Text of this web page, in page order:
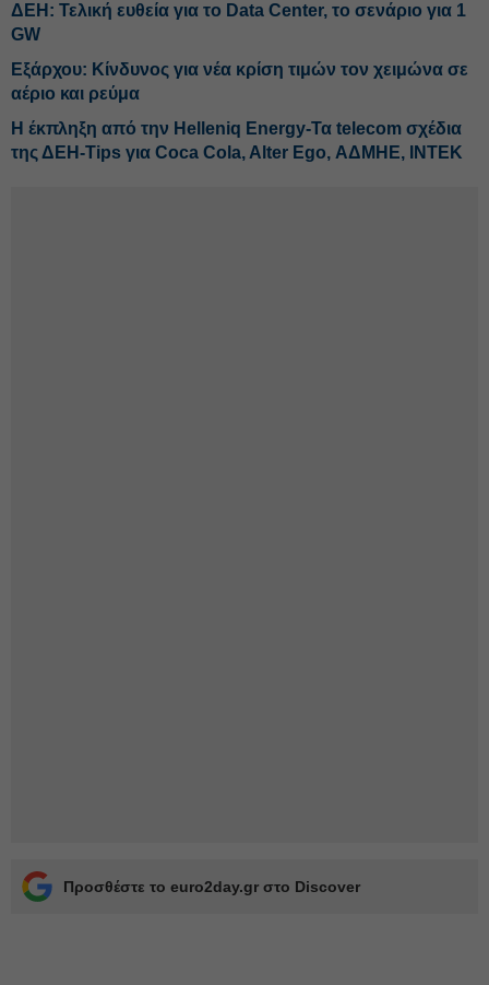
ΔΕΗ: Τελική ευθεία για το Data Center, το σενάριο για 1
GW
Εξάρχου: Κίνδυνος για νέα κρίση τιμών τον χειμώνα σε
αέριο και ρεύμα
H έκπληξη από την Helleniq Energy-Τα telecom σχέδια
της ΔΕΗ-Tips για Coca Cola, Alter Ego, ΑΔΜΗΕ, ΙΝΤΕΚ
Προσθέστε το euro2day.gr στο Discover